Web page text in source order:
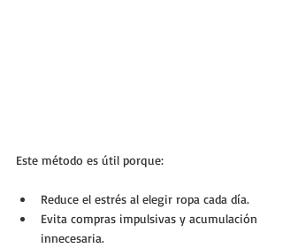
Este método es útil porque:
Reduce el estrés al elegir ropa cada día.
Evita compras impulsivas y acumulación
innecesaria.